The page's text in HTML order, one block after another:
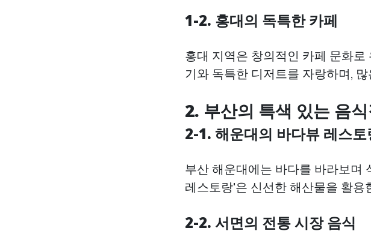
1-2. 홍대의 독특한 카페
홍대 지역은 창의적인 카페 문화
기와 독특한 디저트를 자랑하며,
2. 부산의 특색 있는 음
2-1. 해운대의 바다뷰 레스토
부산 해운대에는 바다를 바라보며
레스토랑'은 신선한 해산물을 활용
2-2. 서면의 전통 시장 음식